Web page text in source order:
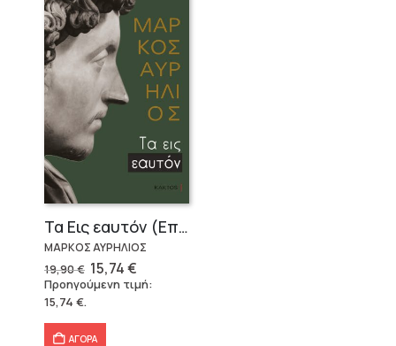
Τα Εις εαυτόν (Επίτομο) – Μάρκος Αυρήλιος
ΜΑΡΚΟΣ ΑΥΡΗΛΙΟΣ
19,90€ Original
price
was:
15,74€Η
τρέχουσα
τιμή
Προηγούμενη τιμή:
15,74 €.
ΑΓΟΡΑ